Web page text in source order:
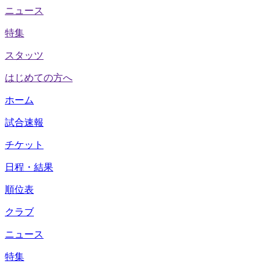
ニュース
特集
スタッツ
はじめての方へ
ホーム
試合速報
チケット
日程・結果
順位表
クラブ
ニュース
特集